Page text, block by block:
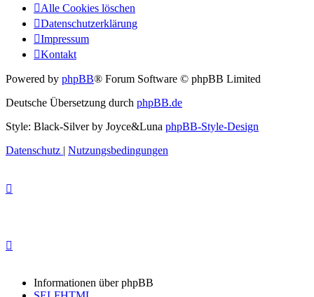
Alle Cookies löschen
Datenschutzerklärung
Impressum
Kontakt
Powered by phpBB® Forum Software © phpBB Limited
Deutsche Übersetzung durch phpBB.de
Style: Black-Silver by Joyce&Luna phpBB-Style-Design
Datenschutz | Nutzungsbedingungen
Informationen über phpBB